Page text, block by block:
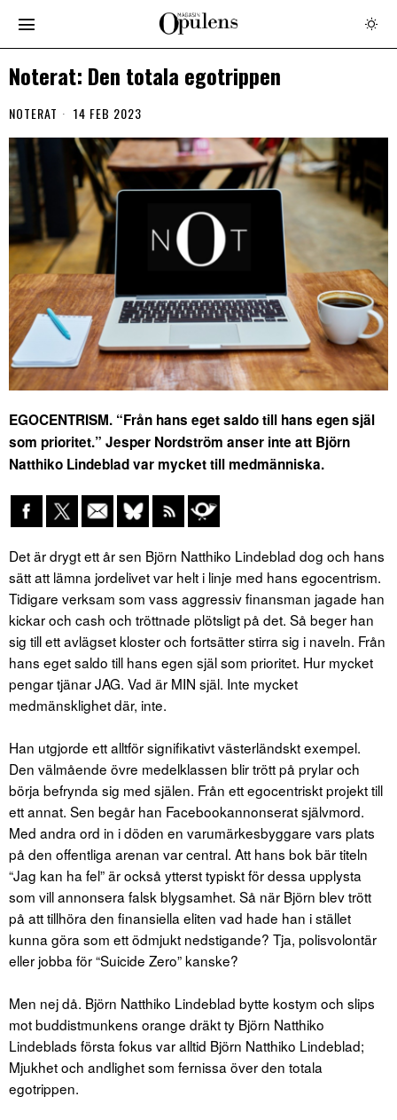
Noterat: Den totala egotrippen
NOTERAT 14 FEB 2023
EGOCENTRISM. “Från hans eget saldo till hans egen själ
som prioritet.” Jesper Nordström anser inte att Björn
Natthiko Lindeblad var mycket till medmänniska.
Det är drygt ett år sen Björn Natthiko Lindeblad dog och hans
sätt att lämna jordelivet var helt i linje med hans egocentrism.
Tidigare verksam som vass aggressiv finansman jagade han
kickar och cash och tröttnade plötsligt på det. Så beger han
sig till ett avlägset kloster och fortsätter stirra sig i naveln. Från
hans eget saldo till hans egen själ som prioritet. Hur mycket
pengar tjänar JAG. Vad är MIN själ. Inte mycket
medmänsklighet där, inte.
Han utgjorde ett alltför signifikativt västerländskt exempel.
Den välmående övre medelklassen blir trött på prylar och
börja befrynda sig med själen. Från ett egocentriskt projekt till
ett annat. Sen begår han Facebookannonserat självmord.
Med andra ord in i döden en varumärkesbyggare vars plats
på den offentliga arenan var central. Att hans bok bär titeln
“Jag kan ha fel” är också ytterst typiskt för dessa upplysta
som vill annonsera falsk blygsamhet. Så när Björn blev trött
på att tillhöra den finansiella eliten vad hade han i stället
kunna göra som ett ödmjukt nedstigande? Tja, polisvolontär
eller jobba för “Suicide Zero” kanske?
Men nej då. Björn Natthiko Lindeblad bytte kostym och slips
mot buddistmunkens orange dräkt ty Björn Natthiko
Lindeblads första fokus var alltid Björn Natthiko Lindeblad;
Mjukhet och andlighet som fernissa över den totala
egotrippen.